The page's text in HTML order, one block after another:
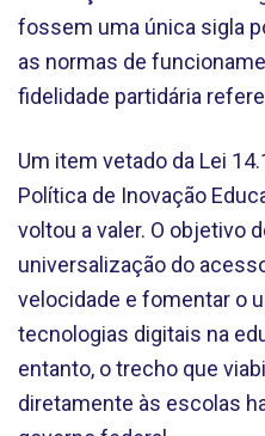
fossem uma única sigla
as normas de
fidelidade partidária
Um item vetado da Lei
Política de Inovação
voltou a valer. O objetivo
universalização do
velocidade e fomentar o
tecnologias digitais na
entanto, o trecho que
diretamente às escolas